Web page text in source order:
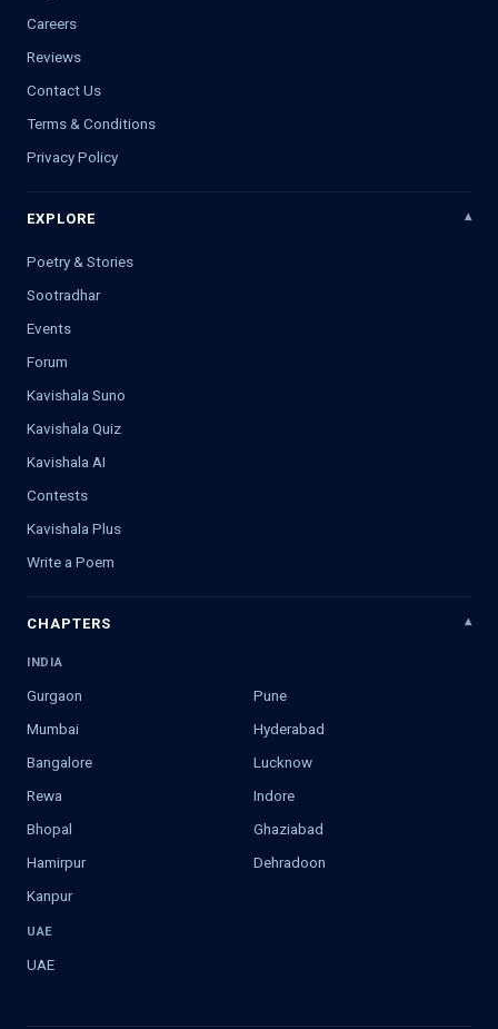
Careers
Reviews
Contact Us
Terms & Conditions
Privacy Policy
EXPLORE
Poetry & Stories
Sootradhar
Events
Forum
Kavishala Suno
Kavishala Quiz
Kavishala AI
Contests
Kavishala Plus
Write a Poem
CHAPTERS
INDIA
Gurgaon
Pune
Mumbai
Hyderabad
Bangalore
Lucknow
Rewa
Indore
Bhopal
Ghaziabad
Hamirpur
Dehradoon
Kanpur
UAE
UAE